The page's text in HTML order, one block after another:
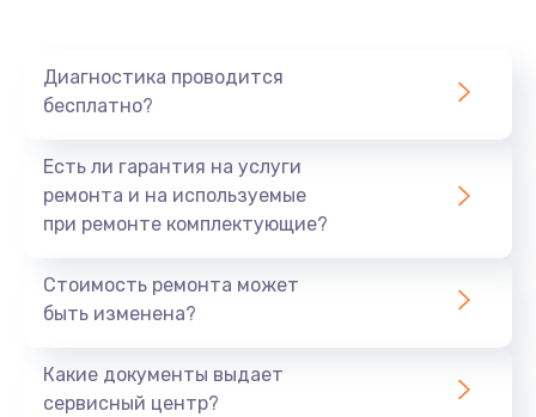
Диагностика проводится
бесплатно?
Есть ли гарантия на услуги
ремонта и на используемые
при ремонте комплектующие?
Стоимость ремонта может
быть изменена?
Какие документы выдает
сервисный центр?